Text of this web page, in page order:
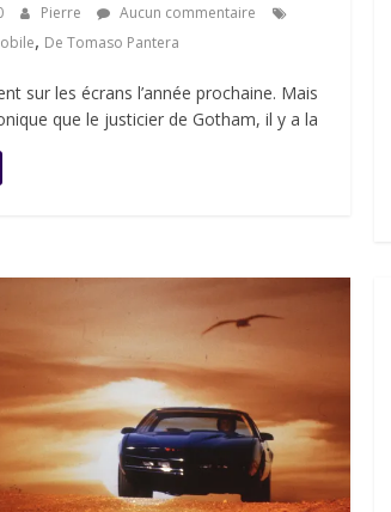
Pierre
Aucun commentaire
, De Tomaso Pantera
sur les écrans l’année prochaine. Mais
que le justicier de Gotham, il y a la